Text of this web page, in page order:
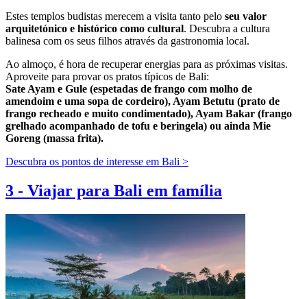
Estes templos budistas merecem a visita tanto pelo seu valor
arquitetónico e histórico como cultural. Descubra a cultura
balinesa com os seus filhos através da gastronomia local.
Ao almoço, é hora de recuperar energias para as próximas visitas.
Aproveite para provar os pratos típicos de Bali:
Sate Ayam e Gule (espetadas de frango com molho de
amendoim e uma sopa de cordeiro), Ayam Betutu (prato de
frango recheado e muito condimentado), Ayam Bakar (frango
grelhado acompanhado de tofu e beringela) ou ainda Mie
Goreng (massa frita).
Descubra os pontos de interesse em Bali >
3 - Viajar para Bali em família